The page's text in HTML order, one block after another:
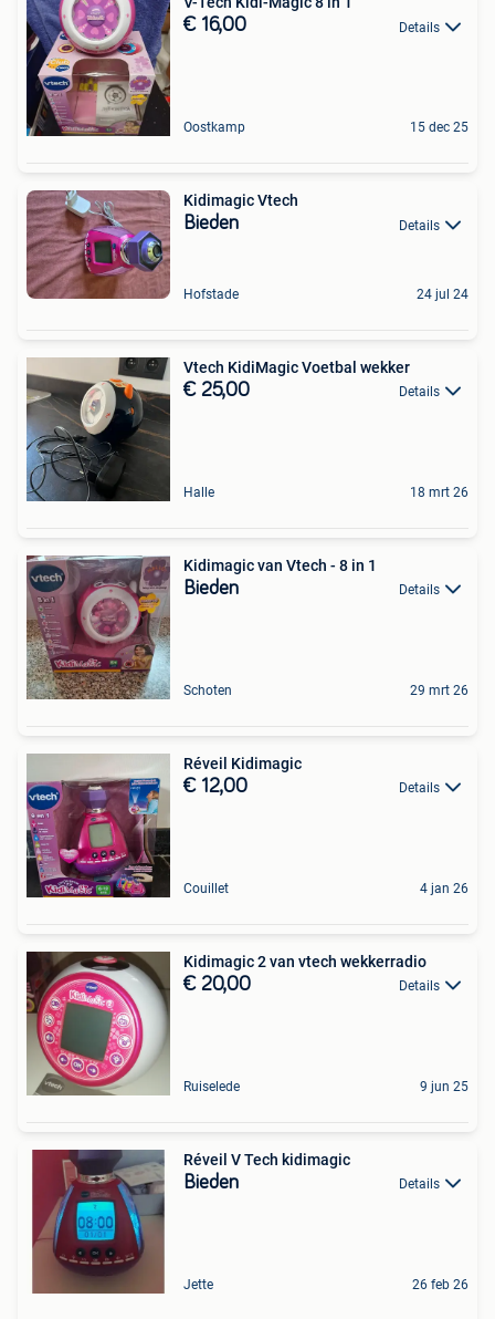
€ 16,00 Details
Oostkamp 15 dec 25
Kidimagic Vtech
Bieden Details
Hofstade 24 jul 24
Vtech KidiMagic Voetbal wekker
€ 25,00 Details
Halle 18 mrt 26
Kidimagic van Vtech - 8 in 1
Bieden Details
Schoten 29 mrt 26
Réveil Kidimagic
€ 12,00 Details
Couillet 4 jan 26
Kidimagic 2 van vtech wekkerradio
€ 20,00 Details
Ruiselede 9 jun 25
Réveil V Tech kidimagic
Bieden Details
Jette 26 feb 26